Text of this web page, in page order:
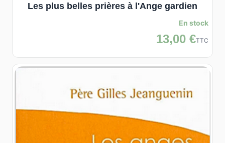
Les plus belles prières à l'Ange gardien
En stock
13,00 €TTC